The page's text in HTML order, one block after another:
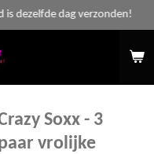
is dezelfde dag verzonden!
Soxx - 3
vrolijke